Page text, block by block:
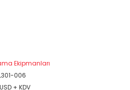
Ekipmanları
006
+ KDV